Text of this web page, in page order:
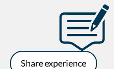
Share experience